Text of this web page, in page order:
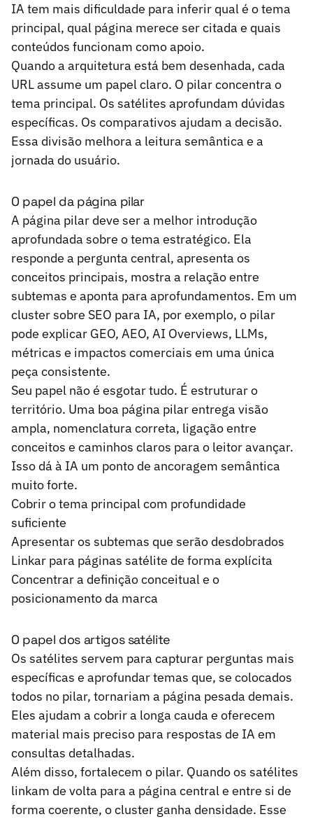
IA tem mais dificuldade para inferir qual é o tema
principal, qual página merece ser citada e quais
conteúdos funcionam como apoio.
Quando a arquitetura está bem desenhada, cada
URL assume um papel claro. O pilar concentra o
tema principal. Os satélites aprofundam dúvidas
específicas. Os comparativos ajudam a decisão.
Essa divisão melhora a leitura semântica e a
jornada do usuário.
O papel da página pilar
A página pilar deve ser a melhor introdução
aprofundada sobre o tema estratégico. Ela
responde a pergunta central, apresenta os
conceitos principais, mostra a relação entre
subtemas e aponta para aprofundamentos. Em um
cluster sobre SEO para IA, por exemplo, o pilar
pode explicar GEO, AEO, AI Overviews, LLMs,
métricas e impactos comerciais em uma única
peça consistente.
Seu papel não é esgotar tudo. É estruturar o
território. Uma boa página pilar entrega visão
ampla, nomenclatura correta, ligação entre
conceitos e caminhos claros para o leitor avançar.
Isso dá à IA um ponto de ancoragem semântica
muito forte.
Cobrir o tema principal com profundidade
suficiente
Apresentar os subtemas que serão desdobrados
Linkar para páginas satélite de forma explícita
Concentrar a definição conceitual e o
posicionamento da marca
O papel dos artigos satélite
Os satélites servem para capturar perguntas mais
específicas e aprofundar temas que, se colocados
todos no pilar, tornariam a página pesada demais.
Eles ajudam a cobrir a longa cauda e oferecem
material mais preciso para respostas de IA em
consultas detalhadas.
Além disso, fortalecem o pilar. Quando os satélites
linkam de volta para a página central e entre si de
forma coerente, o cluster ganha densidade. Esse